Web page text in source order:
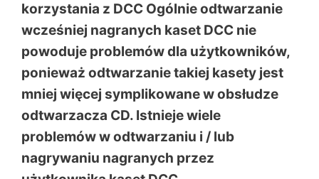
korzystania z DCC Ogólnie odtwarzanie
wcześniej nagranych kaset DCC nie
powoduje problemów dla użytkowników,
ponieważ odtwarzanie takiej kasety jest
mniej więcej symplikowane w obsłudze
odtwarzacza CD. Istnieje wiele
problemów w odtwarzaniu i / lub
nagrywaniu nagranych przez